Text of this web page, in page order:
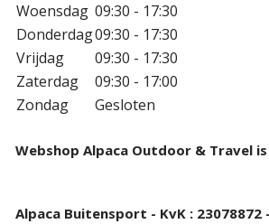
Woensdag 09:30 - 17:30
Donderdag09:30 - 17:30
Vrijdag
09:30 - 17:30
Zaterdag
09:30 - 17:00
Zondag
Gesloten
Webshop Alpaca Outdoor & Travel
Alpaca Buitensport - KvK : 23078872